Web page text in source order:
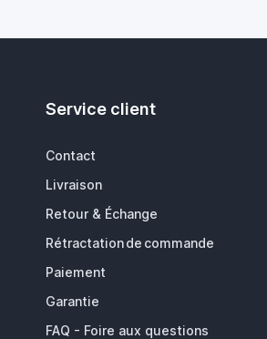
Service client
Contact
Livraison
Retour & Échange
Rétractation de commande
Paiement
Garantie
FAQ - Foire aux questions